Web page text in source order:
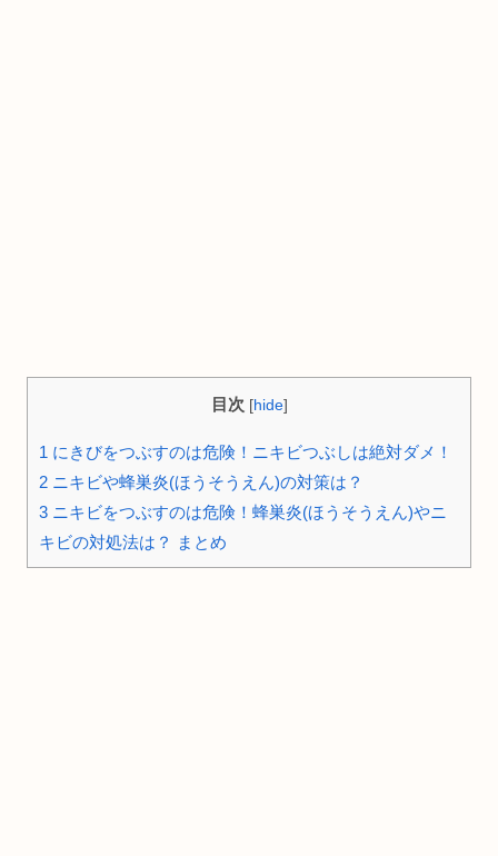
目次 [hide]
1 にきびをつぶすのは危険！ニキビつぶしは絶対ダメ！
2 ニキビや蜂巣炎(ほうそうえん)の対策は？
3 ニキビをつぶすのは危険！蜂巣炎(ほうそうえん)やニ
キビの対処法は？ まとめ